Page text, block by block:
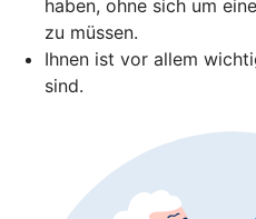
haben, ohne sich um
zu müssen.
Ihnen ist vor allem
sind.